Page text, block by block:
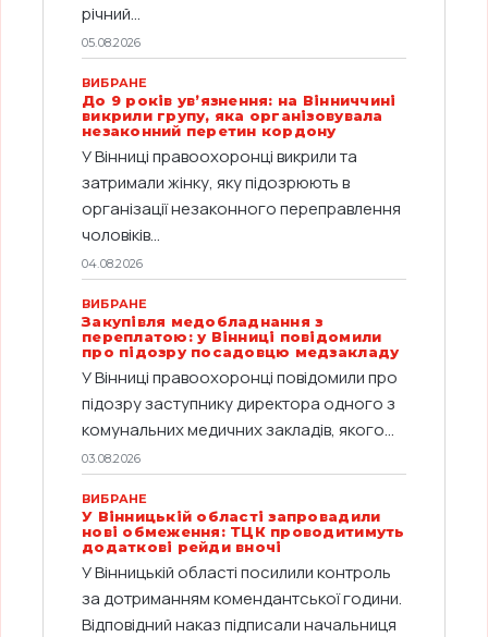
річний...
05.08.2026
ВИБРАНЕ
До 9 років ув’язнення: на Вінниччині
викрили групу, яка організовувала
незаконний перетин кордону
У Вінниці правоохоронці викрили та
затримали жінку, яку підозрюють в
організації незаконного переправлення
чоловіків...
04.08.2026
ВИБРАНЕ
Закупівля медобладнання з
переплатою: у Вінниці повідомили
про підозру посадовцю медзакладу
У Вінниці правоохоронці повідомили про
підозру заступнику директора одного з
комунальних медичних закладів, якого...
03.08.2026
ВИБРАНЕ
У Вінницькій області запровадили
нові обмеження: ТЦК проводитимуть
додаткові рейди вночі
У Вінницькій області посилили контроль
за дотриманням комендантської години.
Відповідний наказ підписали начальниця